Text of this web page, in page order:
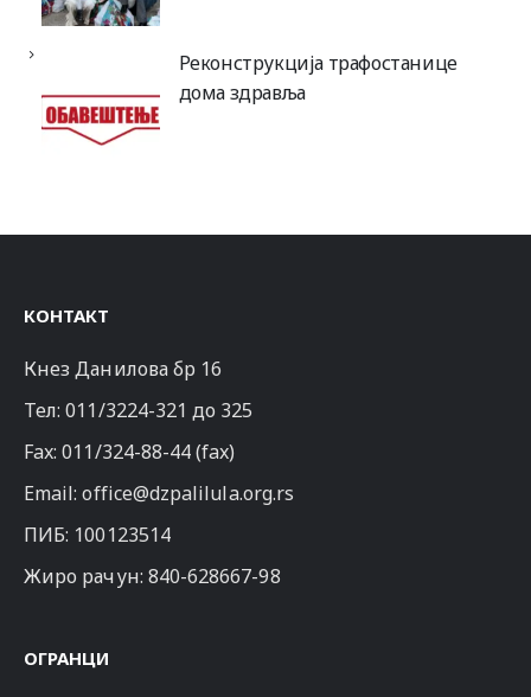
Реконструкција трафостанице
дома здравља
КОНТАКТ
Кнез Данилова бр 16
Тел:011/3224-321 до 325
Fax: 011/324-88-44 (fax)
Email:office@dzpalilula.org.rs
ПИБ: 100123514
Жиро рачун: 840-628667-98
ОГРАНЦИ